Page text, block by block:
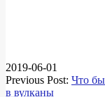
2019-06-01
Previous Post: Что
в вулканы